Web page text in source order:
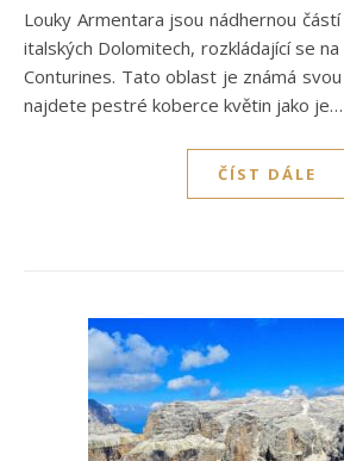
Louky Armentara jsou nádhernou částí regionu Alta Badia v
italských Dolomitech, rozkládající se
Conturines. Tato oblast je známá
najdete pestré koberce květin jako je…
ČÍST DÁLE